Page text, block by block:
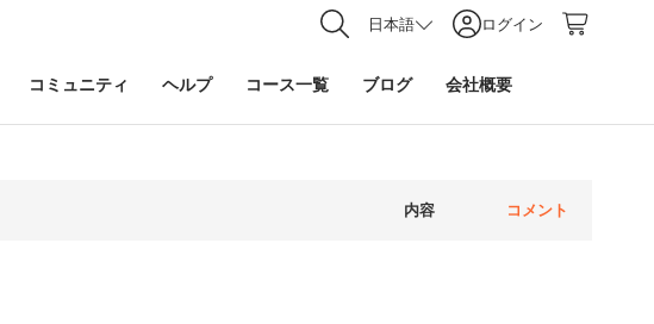
日本語 ログイン
コミュニティ ヘルプ コース一覧 ブログ 会社概要
内容 コメント